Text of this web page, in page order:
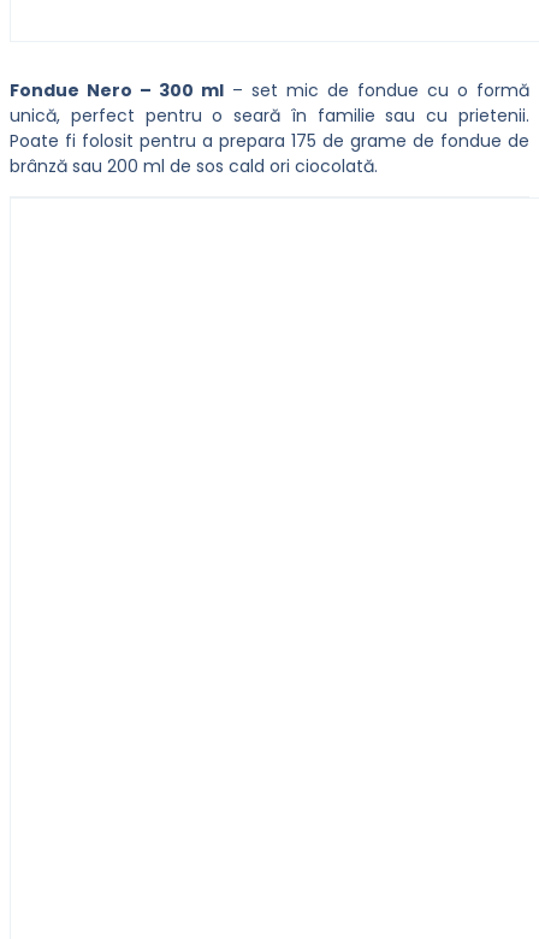
Fondue Nero – 300 ml – set mic de fondue cu o formă
unică, perfect pentru o seară în familie sau cu prietenii.
Poate fi folosit pentru a prepara 175 de grame de fondue de
brânză sau 200 ml de sos cald ori ciocolată.